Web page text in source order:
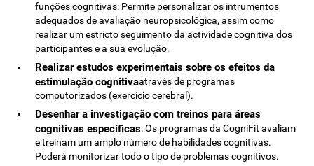
funções cognitivas: Permite personalizar os intrumentos
adequados de avaliação neuropsicológica, assim como
realizar um estricto seguimento da actividade cognitiva dos
participantes e a sua evolução.
Realizar estudos experimentais sobre os efeitos da
estimulação cognitivaatravés de programas
computorizados (exercício cerebral).
Desenhar a investigação com treinos para áreas
cognitivas específicas: Os programas da CogniFit avaliam
e treinam um amplo número de habilidades cognitivas.
Poderá monitorizar todo o tipo de problemas cognitivos.